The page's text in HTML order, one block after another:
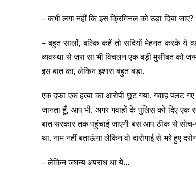
– कभी लगा नहीं कि इस क्रिमिनल को उड़ा दिया जाए?
– बहुत सालों, बल्कि कहें तो सदियों मेहनत करके ये
व्यवस्था से ज़रा सा भी विचलन एक बड़ी मुसीबत को
इस बात का, लेकिन इशारा बहुत बड़ा.
एक दफ़ा एक हत्या का आरोपी छूट गया. गवाह पलट
जानता हूँ, आप भी. अगर गवाहों के पुलिस को दिए
बात सरकार तक पहुंचाई जाएगी बस आप ठीक से
था. नाम नहीं बताऊंगा लेकिन वो दारोगाई से भरे हुए
– लेकिन जघन्य अपराध था ये…